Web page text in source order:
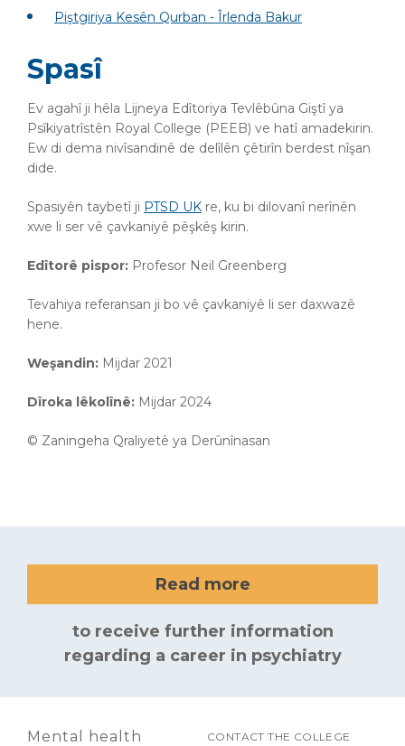
Piştgiriya Kesên Qurban - Îrlenda Bakur
Spasî
Ev agahî ji hêla Lijneya Edîtoriya Tevlêbûna Giştî ya
Psîkiyatrîstên Royal College (PEEB) ve hatî amadekirin.
Ew di dema nivîsandinê de delîlên çêtirîn berdest nîşan
dide.
Spasiyên taybetî ji PTSD UK re, ku bi dilovanî nerînên
xwe li ser vê çavkaniyê pêşkêş kirin.
Edîtorê pispor: Profesor Neil Greenberg
Tevahiya referansan ji bo vê çavkaniyê li ser daxwazê
hene.
Weşandin: Mijdar 2021
Dîroka lêkolînê: Mijdar 2024
© Zaningeha Qraliyetê ya Derûnînasan
Read more
to receive further information
regarding a career in psychiatry
Mental health
CONTACT THE COLLEGE